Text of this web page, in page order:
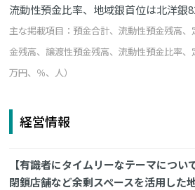
流動性預金比率、地域銀首位は北洋銀
主な掲載項目：預金合計、流動性預金残高
金残高、譲渡性預金残高、流動性預金比率
万円、％、人）
経営情報
【有識者にタイムリーなテーマについ
閉鎖店舗など余剰スペースを活用した